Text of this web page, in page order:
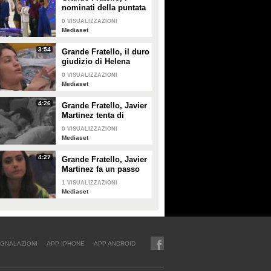
nominati della puntata
di giovedì 30 gennaio
0 VISUALIZZAZIONI
Mediaset
3:54
Grande Fratello, il duro
giudizio di Helena
Prestes su Zeudi Di
Palma e Javier
0 VISUALIZZAZIONI
Mediaset
4:26
Grande Fratello, Javier
Martinez tenta di
confortare Zeudi Di
Palma
0 VISUALIZZAZIONI
Mediaset
4:27
Grande Fratello, Javier
Martinez fa un passo
indietro con Zeudi Di
Palma
1 VISUALIZZAZIONI
Mediaset
APP IPHONE APP ANDROID